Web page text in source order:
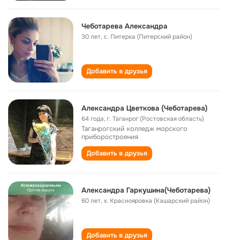
Чеботарева Александра
30 лет,с. Питерка (Питерский район)
Добавить в друзья
Александра Цветкова (Чеботарева)
64 года,г. Таганрог (Ростовская область)
Таганрогский колледж морского
приборостроения
Добавить в друзья
Александра Гаркушина(Чеботарева)
60 лет,х. Краснояровка (Кашарский район)
Добавить в друзья